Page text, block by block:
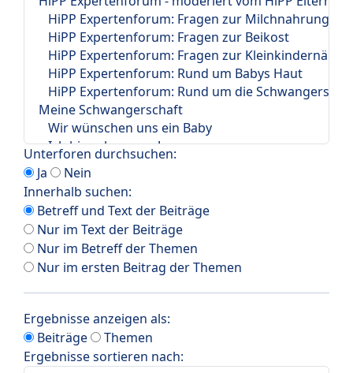
Unterforen durchsuchen:
Ja
Nein
Innerhalb suchen:
Betreff und Text der Beiträge
Nur im Text der Beiträge
Nur im Betreff der Themen
Nur im ersten Beitrag der Themen
Ergebnisse anzeigen als:
Beiträge
Themen
Ergebnisse sortieren nach: